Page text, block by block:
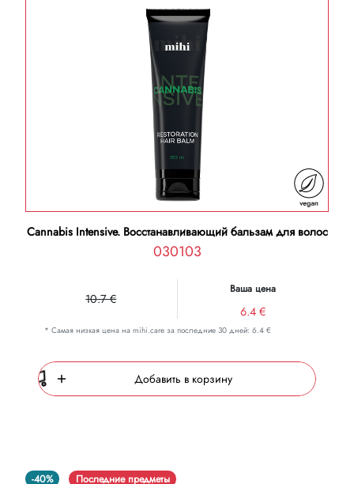
Cannabis Intensive. Восстанавливающий бальзам для волос
030103
10.7 €
Ваша цена
6.4 €
* Самая низкая цена на mihi.care за последние 30 дней: 6.4 €
Добавить в корзину
-40% Последние предметы